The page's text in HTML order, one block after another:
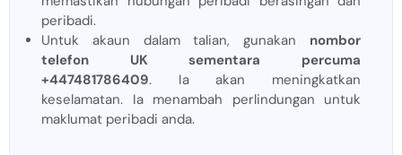
peribadi.
Untuk akaun dalam talian, gunakan nombor
telefon UK sementara percuma
+447481786409. Ia akan meningkatkan
keselamatan. Ia menambah perlindungan untuk
maklumat peribadi anda.